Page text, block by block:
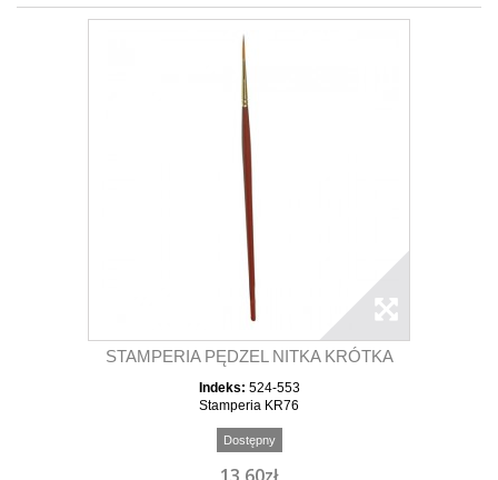
STAMPERIA PĘDZEL NITKA KRÓTKA
Indeks: 524-553
Stamperia KR76
Dostępny